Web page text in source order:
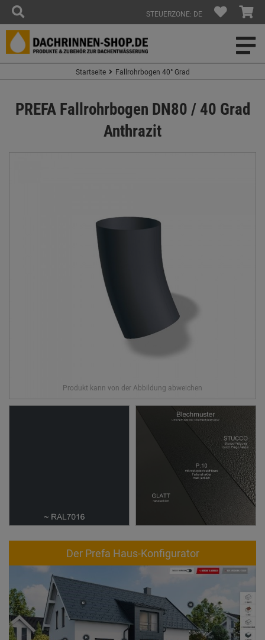
STEUERZONE: DE
Startseite Fallrohrbogen 40° Grad
PREFA Fallrohrbogen DN80 / 40 Grad
Anthrazit
Der Prefa Haus-Konfigurator